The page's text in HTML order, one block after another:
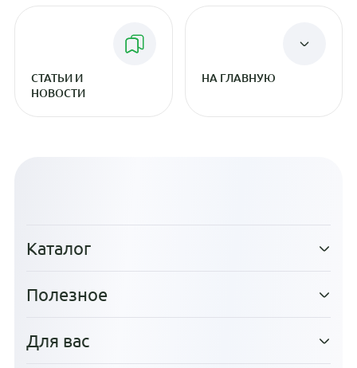
СТАТЬИ И
НОВОСТИ
НА ГЛАВНУЮ
Каталог
Полезное
Для вас